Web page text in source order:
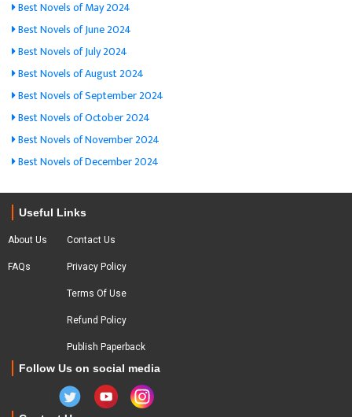
Best Novels of May 2024
Best Novels of June 2024
Best Novels of July 2024
Best Novels of August 2024
Best Novels of September 2024
Best Novels of October 2024
Best Novels of November 2024
Best Novels of December 2024
Useful Links
About Us
FAQs
Contact Us
Privacy Policy
Terms Of Use
Refund Policy
Publish Paperback
Follow Us on social media